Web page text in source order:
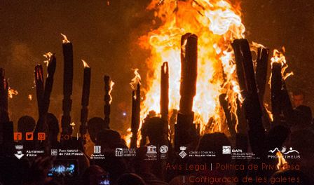
cat| es
Avís Legal
Política de Privadesa
Configuració de les galetes